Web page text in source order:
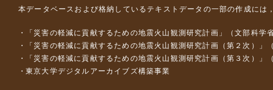
本データベースおよび格納しているテキストデータの一部の作成には
「災害の軽減に貢献するための地震火山観測研究計画」（文部科学
「災害の軽減に貢献するための地震火山観測研究計画（第２次）」
「災害の軽減に貢献するための地震火山観測研究計画（第３次）」
東京大学デジタルアーカイブズ構築事業